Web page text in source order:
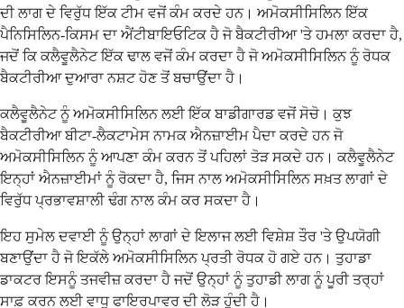
ਦੀ ਲਾਗ ਦੇ ਵਿਰੁੱਧ ਇੱਕ ਟੀਮ ਵਜੋਂ ਕੰਮ ਕਰਦੇ ਹਨ। ਅਮੋਕਸੀਸਿਲਿਨ ਇੱਕ
ਪੈਨਿਸਿਲਿਨ-ਕਿਸਮ ਦਾ ਐਂਟੀਬਾਇਓਟਿਕ ਹੈ ਜੋ ਬੈਕਟੀਰੀਆ 'ਤੇ ਹਮਲਾ ਕਰਦਾ ਹੈ,
ਜਦੋਂ ਕਿ ਕਲੈਵੂਲੈਨੇਟ ਇੱਕ ਢਾਲ ਵਜੋਂ ਕੰਮ ਕਰਦਾ ਹੈ ਜੋ ਅਮੋਕਸੀਸਿਲਿਨ ਨੂੰ ਰੋਧਕ
ਬੈਕਟੀਰੀਆ ਦੁਆਰਾ ਨਸ਼ਟ ਹੋਣ ਤੋਂ ਬਚਾਉਂਦਾ ਹੈ।
ਕਲੈਵੂਲੈਨੇਟ ਨੂੰ ਅਮੋਕਸੀਸਿਲਿਨ ਲਈ ਇੱਕ ਬਾਡੀਗਾਰਡ ਵਜੋਂ ਸੋਚੋ। ਕੁਝ
ਬੈਕਟੀਰੀਆ ਬੀਟਾ-ਲੈਕਟਾਮੇਸ ਨਾਮਕ ਐਨਜ਼ਾਈਮ ਪੈਦਾ ਕਰਦੇ ਹਨ ਜੋ
ਅਮੋਕਸੀਸਿਲਿਨ ਨੂੰ ਆਪਣਾ ਕੰਮ ਕਰਨ ਤੋਂ ਪਹਿਲਾਂ ਤੋੜ ਸਕਦੇ ਹਨ। ਕਲੈਵੂਲੈਨੇਟ
ਇਨ੍ਹਾਂ ਐਨਜ਼ਾਈਮਾਂ ਨੂੰ ਰੋਕਦਾ ਹੈ, ਜਿਸ ਨਾਲ ਅਮੋਕਸੀਸਿਲਿਨ ਸਖ਼ਤ ਲਾਗਾਂ ਦੇ
ਵਿਰੁੱਧ ਪ੍ਰਭਾਵਸ਼ਾਲੀ ਢੰਗ ਨਾਲ ਕੰਮ ਕਰ ਸਕਦਾ ਹੈ।
ਇਹ ਸੁਮੇਲ ਦਵਾਈ ਨੂੰ ਉਨ੍ਹਾਂ ਲਾਗਾਂ ਦੇ ਇਲਾਜ ਲਈ ਵਿਸ਼ੇਸ਼ ਤੌਰ 'ਤੇ ਉਪਯੋਗੀ
ਬਣਾਉਂਦਾ ਹੈ ਜੋ ਇਕੱਲੇ ਅਮੋਕਸੀਸਿਲਿਨ ਪ੍ਰਤੀ ਰੋਧਕ ਹੋ ਗਏ ਹਨ। ਤੁਹਾਡਾ
ਡਾਕਟਰ ਇਸਨੂੰ ਤਜਵੀਜ਼ ਕਰਦਾ ਹੈ ਜਦੋਂ ਉਨ੍ਹਾਂ ਨੂੰ ਤੁਹਾਡੀ ਲਾਗ ਨੂੰ ਪੂਰੀ ਤਰ੍ਹਾਂ
ਸਾਫ਼ ਕਰਨ ਲਈ ਵਾਧੂ ਫਾਇਰਪਾਵਰ ਦੀ ਲੋੜ ਹੁੰਦੀ ਹੈ।